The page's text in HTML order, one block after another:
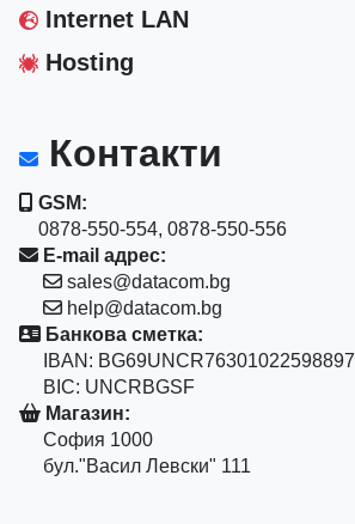
Internet LAN
Hosting
Контакти
GSM:
0878-550-554, 0878-550-556
E-mail адрес:
sales@datacom.bg
help@datacom.bg
Банкова сметка:
IBAN: BG69UNCR76301022598897
BIC: UNCRBGSF
Магазин:
София 1000
бул."Васил Левски" 111